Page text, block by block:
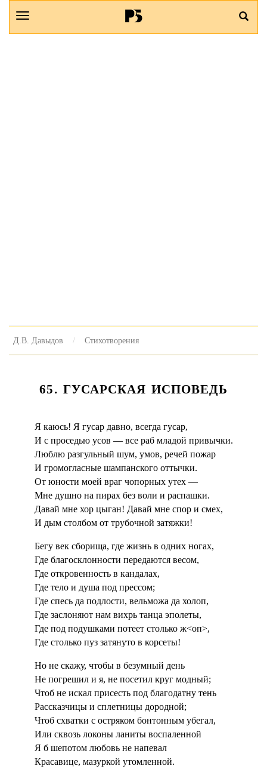
Д.В. Давыдов Стихотворения
65. ГУСАРСКАЯ ИСПОВЕДЬ
Я каюсь! Я гусар давно, всегда гусар,
И с проседью усов — все раб младой привычки.
Люблю разгульный шум, умов, речей пожар
И громогласные шампанского оттычки.
От юности моей враг чопорных утех —
Мне душно на пирах без воли и распашки.
Давай мне хор цыган! Давай мне спор и смех,
И дым столбом от трубочной затяжки!
Бегу век сборища, где жизнь в одних ногах,
Где благосклонности передаются весом,
Где откровенность в кандалах,
Где тело и душа под прессом;
Где спесь да подлости, вельможа да холоп,
Где заслоняют нам вихрь танца эполеты,
Где под подушками потеет столько ж<оп>,
Где столько пуз затянуто в корсеты!
Но не скажу, чтобы в безумный день
Не погрешил и я, не посетил круг модный;
Чтоб не искал присесть под благодатну тень
Рассказчицы и сплетницы дородной;
Чтоб схватки с остряком бонтонным убегал,
Или сквозь локоны ланиты воспаленной
Я б шепотом любовь не напевал
Красавице, мазуркой утомленной.